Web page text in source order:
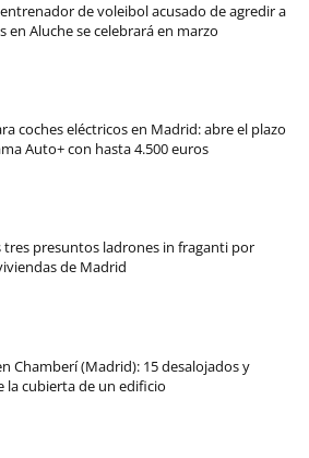
de voleibol acusado de agredir a
en Aluche se celebrará en marzo
coches eléctricos en Madrid: abre el plazo
Auto+ con hasta 4.500 euros
tres presuntos ladrones in fraganti por
de Madrid
Chamberí (Madrid): 15 desalojados y
la cubierta de un edificio